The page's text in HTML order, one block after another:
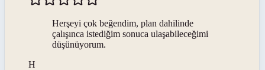
Herşeyi çok beğendim, plan dahilinde
çalışınca istediğim sonuca ulaşabileceğimi
düşünüyorum.
H